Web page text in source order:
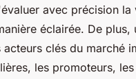
avec précision
éclairée. De
clés du marché
les promoteurs,